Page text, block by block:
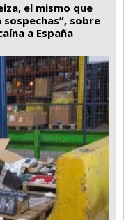
el mismo que
sobre
a España